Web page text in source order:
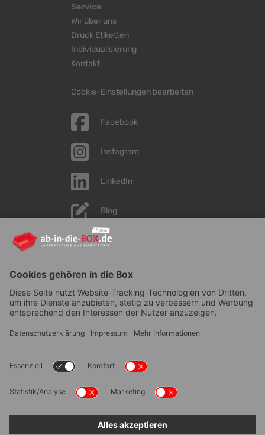
Service
Wir über uns
Druck Etiketten
Individualisierung
Kontakt
Cookie-Einstellungen bearbeiten
Facebook
Instagram
LinkedIn
Blog
YouTube
Bestellvorgang|Impressum|Information zur